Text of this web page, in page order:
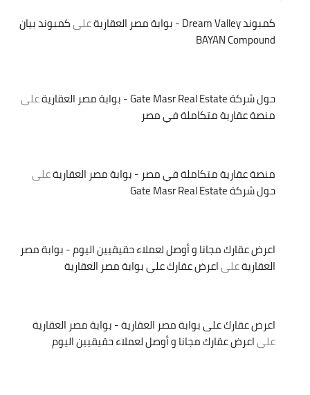
كمبوند Dream Valley - بوابة مصر العقارية علىكمبوند بيان
BAYAN Compound
حول شركة Gate Masr Real Estate - بوابة مصر العقارية
على
منصة عقارية متكاملة في مصر
منصة عقارية متكاملة في مصر - بوابة مصر العقاريةعلى
حول شركة Gate Masr Real Estate
اعرض عقارك مجانا و أوصل لعملاء حقيقيين اليوم - بوابة مصر
العقاريةعلىاعرض عقارك على بوابة مصر العقارية
اعرض عقارك على بوابة مصر العقارية - بوابة مصر العقارية
علىاعرض عقارك مجانا و أوصل لعملاء حقيقيين اليوم